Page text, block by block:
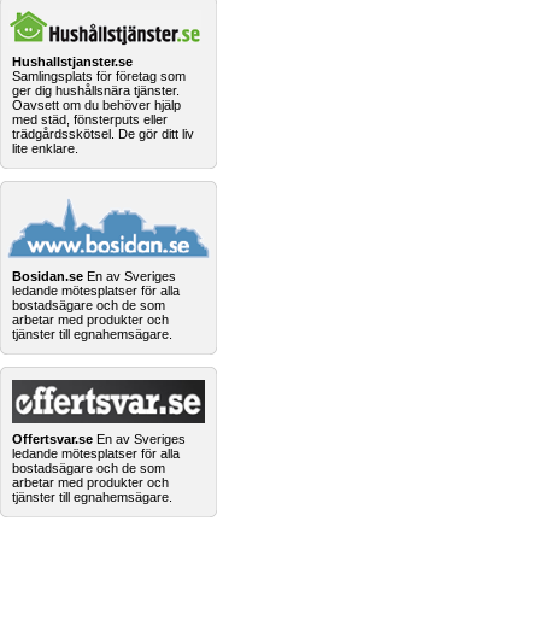
Hushallstjanster.se
Samlingsplats för företag som
ger dig hushållsnära tjänster.
Oavsett om du behöver hjälp
med städ, fönsterputs eller
trädgårdsskötsel. De gör ditt liv
lite enklare.
Bosidan.se En av Sveriges
ledande mötesplatser för alla
bostadsägare och de som
arbetar med produkter och
tjänster till egnahemsägare.
Offertsvar.se En av Sveriges
ledande mötesplatser för alla
bostadsägare och de som
arbetar med produkter och
tjänster till egnahemsägare.